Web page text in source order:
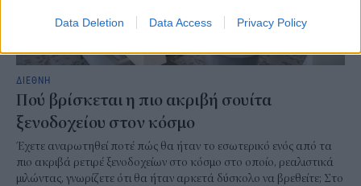
Data Deletion Data Access Privacy Policy
ΔΙΕΘΝΗ
Πού βρίσκεται η πιο ακριβή σουίτα
ξενοδοχείου στον κόσμο
Έχετε αναρωτηθεί ποτέ πώς θα ήταν το εσωτερικό ενός από τα
πιο ακριβά ρετιρέ ξενοδοχείων στο κόσμο στο οποίο, ρεαλιστικά
μιλώντας, γνωρίζετε ότι θα ήταν αρκετά δύσκολο να βρεθείτε; Στο